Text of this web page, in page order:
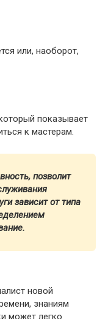
или, наоборот,
показывает
к мастерам.
позволит
зависит от типа
новой
знаниям
может легко